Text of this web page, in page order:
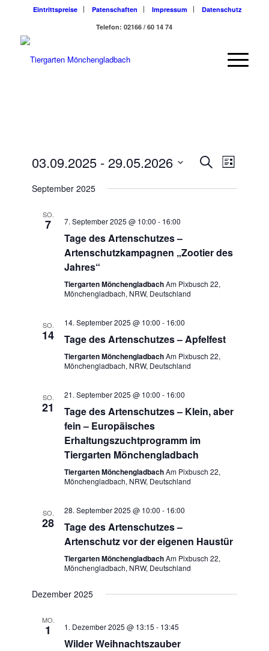
Eintrittspreise Patenschaften Impressum
Datenschutz
Telefon: 02166 / 60 14 74
SucheListe
03.09.2025 - 29.05.2026
wählen.
September 2025
SO.
7 7. September 2025 @ 10:00 - 16:00
Tage des Artenschutzes –
Artenschutzkampagnen „Zootier des
Jahres“
Tiergarten MönchengladbachAm Pixbusch 22,
Mönchengladbach, NRW, Deutschland
SO.
14
14. September 2025 @ 10:00 - 16:00
Tage des Artenschutzes – Apfelfest
Tiergarten MönchengladbachAm Pixbusch 22,
Mönchengladbach, NRW, Deutschland
SO.
21
21. September 2025 @ 10:00 - 16:00
Tage des Artenschutzes – Klein, aber
fein – Europäisches
Erhaltungszuchtprogramm im
Tiergarten Mönchengladbach
Tiergarten MönchengladbachAm Pixbusch 22,
Mönchengladbach, NRW, Deutschland
SO.
28
28. September 2025 @ 10:00 - 16:00
Tage des Artenschutzes –
Artenschutz vor der eigenen Haustür
Tiergarten MönchengladbachAm Pixbusch 22,
Mönchengladbach, NRW, Deutschland
Dezember 2025
MO.
1 1. Dezember 2025 @ 13:15 - 13:45
Wilder Weihnachtszauber